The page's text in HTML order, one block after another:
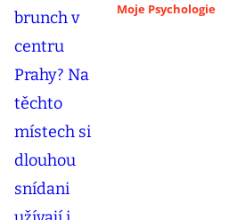
Moje Psychologie